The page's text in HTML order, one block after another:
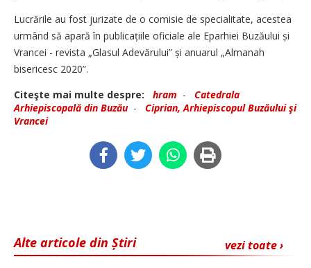
Lucrările au fost jurizate de o comisie de specialitate, acestea
urmând să apară în publicațiile oficiale ale Eparhiei Buzăului și
Vrancei - revista „Glasul Adevărului” și anuarul „Almanah
bisericesc 2020”.
Citeşte mai multe despre:
hram - Catedrala
Arhiepiscopală din Buzău- Ciprian, Arhiepiscopul Buzăului şi
Vrancei
vezi toate ›
Alte articole din Știri